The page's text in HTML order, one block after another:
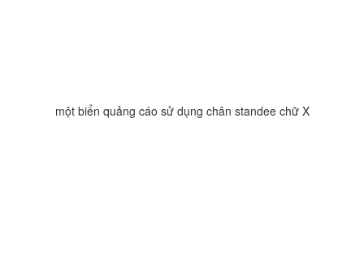
một biển quảng cáo sử dụng chân standee chữ X